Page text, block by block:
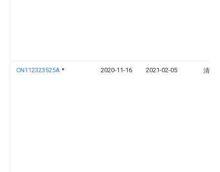
CN112323525A * 2020-11-16 2021-02-05 清华